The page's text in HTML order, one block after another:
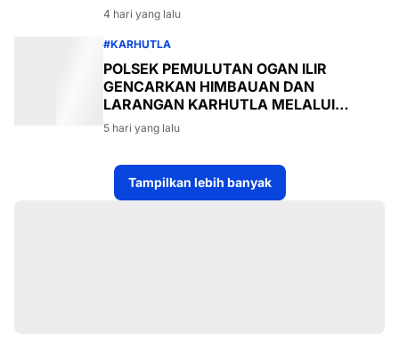
4 hari yang lalu
#KARHUTLA
POLSEK PEMULUTAN OGAN ILIR
GENCARKAN HIMBAUAN DAN
LARANGAN KARHUTLA MELALUI
PROGRAM TSKD (TOURING SAMBANG
KE DESA-DESA
5 hari yang lalu
Tampilkan lebih banyak